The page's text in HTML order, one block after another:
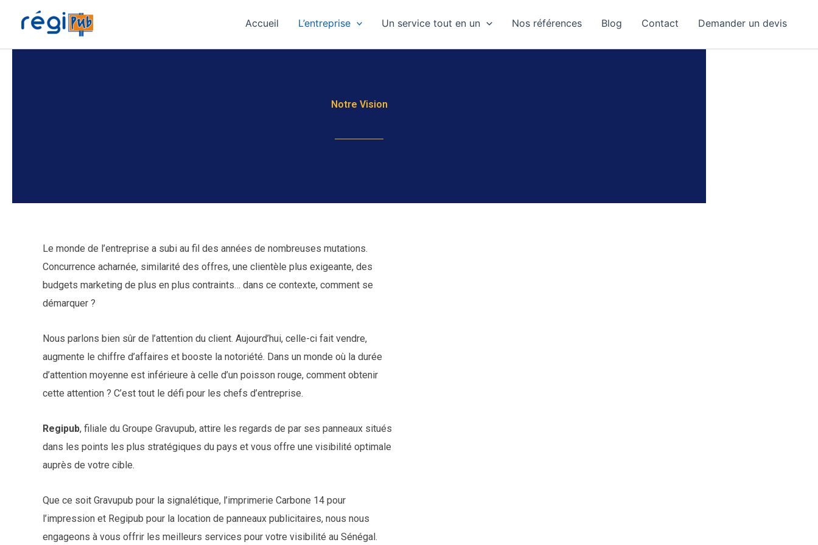
Accueil L’entreprise Un service tout en un Nos références Blog Contact Demander un devis
Notre Vision
Le monde de l’entreprise a subi au fil des années de nombreuses mutations.
Concurrence acharnée, similarité des offres, une clientèle plus exigeante, des
budgets marketing de plus en plus contraints… dans ce contexte, comment se
démarquer ?
Nous parlons bien sûr de l’attention du client. Aujourd’hui, celle-ci fait vendre,
augmente le chiffre d’affaires et booste la notoriété. Dans un monde où la durée
d’attention moyenne est inférieure à celle d’un poisson rouge, comment obtenir
cette attention ? C’est tout le défi pour les chefs d’entreprise.
Regipub, filiale du Groupe Gravupub, attire les regards de par ses panneaux situés
dans les points les plus stratégiques du pays et vous offre une visibilité optimale
auprès de votre cible.
Que ce soit Gravupub pour la signalétique, l’imprimerie Carbone 14 pour
l’impression et Regipub pour la location de panneaux publicitaires, nous nous
engageons à vous offrir les meilleurs services pour votre visibilité au Sénégal.